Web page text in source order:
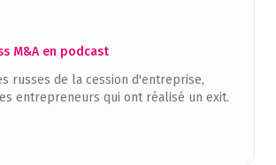
M&A en podcast
russes de la cession d'entreprise,
entrepreneurs qui ont réalisé un exit.